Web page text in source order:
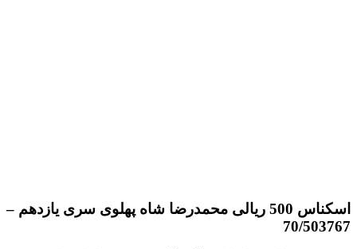
اسکناس 500 ریالی محمدرضا شاه پهلوی سری یازدهم –
70/503767